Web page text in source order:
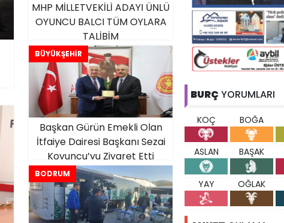
MHP MİLLETVEKİLİ ADAYI ÜNLÜ
OYUNCU BALCI TÜM OYLARA
TALİBİM
BÜYÜKŞEHİR
Başkan Gürün Emekli Olan
İtfaiye Dairesi Başkanı Sezai
Koyuncu’yu Ziyaret Etti
BODRUM
BURÇ YORUMLARI
KOÇ BOĞA
ASLAN BAŞAK
YAY OĞLAK